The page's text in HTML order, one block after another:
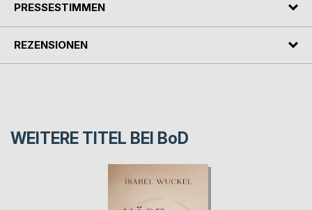
PRESSESTIMMEN
REZENSIONEN
WEITERE TITEL BEI BoD